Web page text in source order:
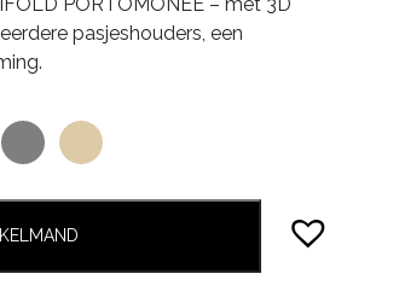
pasjeshouders, een